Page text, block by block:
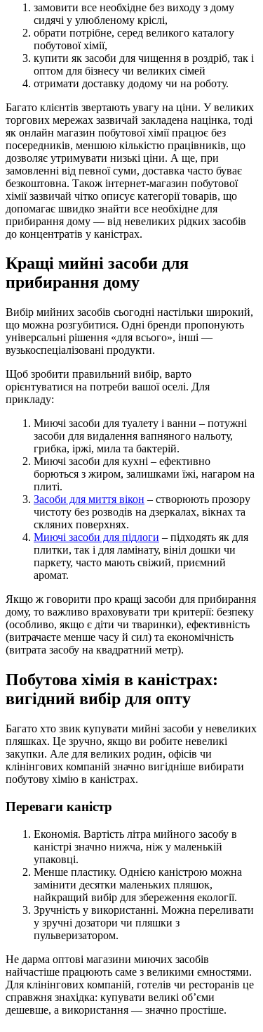
замовити все необхідне без виходу з дому
сидячі у улюбленому кріслі,
обрати потрібне, серед великого каталогу
побутової хімії,
купити як засоби для чищення в роздріб, так і
оптом для бізнесу чи великих сімей
отримати доставку додому чи на роботу.
Багато клієнтів звертають увагу на ціни. У великих
торгових мережах зазвичай закладена націнка, тоді
як онлайн магазин побутової хімії працює без
посередників, меншою кількістю працівників, що
дозволяє утримувати низькі ціни. А ще, при
замовленні від певної суми, доставка часто буває
безкоштовна. Також інтернет-магазин побутової
хімії зазвичай чітко описує категорії товарів, що
допомагає швидко знайти все необхідне для
прибирання дому — від невеликих рідких засобів
до концентратів у каністрах.
Кращі мийні засоби для
прибирання дому
Вибір мийних засобів сьогодні настільки широкий,
що можна розгубитися. Одні бренди пропонують
універсальні рішення «для всього», інші —
вузькоспеціалізовані продукти.
Щоб зробити правильний вибір, варто
орієнтуватися на потреби вашої оселі. Для
прикладу:
Миючі засоби для туалету і ванни – потужні
засоби для видалення вапняного нальоту,
грибка, іржі, мила та бактерій.
Миючі засоби для кухні – ефективно
борються з жиром, залишками їжі, нагаром на
плиті.
Засоби для миття вікон – створюють прозору
чистоту без розводів на дзеркалах, вікнах та
скляних поверхнях.
Миючі засоби для підлоги – підходять як для
плитки, так і для ламінату, вініл дошки чи
паркету, часто мають свіжий, приємний
аромат.
Якщо ж говорити про кращі засоби для прибирання
дому, то важливо враховувати три критерії: безпеку
(особливо, якщо є діти чи тваринки), ефективність
(витрачаєте менше часу й сил) та економічність
(витрата засобу на квадратний метр).
Побутова хімія в каністрах:
вигідний вибір для опту
Багато хто звик купувати мийні засоби у невеликих
пляшках. Це зручно, якщо ви робите невеликі
закупки. Але для великих родин, офісів чи
клінінгових компаній значно вигідніше вибирати
побутову хімію в каністрах.
Переваги каністр
Економія. Вартість літра мийного засобу в
каністрі значно нижча, ніж у маленькій
упаковці.
Менше пластику. Однією каністрою можна
замінити десятки маленьких пляшок,
найкращий вибір для збереження екології.
Зручність у використанні. Можна переливати
у зручні дозатори чи пляшки з
пульверизатором.
Не дарма оптові магазини миючих засобів
найчастіше працюють саме з великими ємностями.
Для клінінгових компаній, готелів чи ресторанів це
справжня знахідка: купувати великі об’єми
дешевше, а використання — значно простіше.